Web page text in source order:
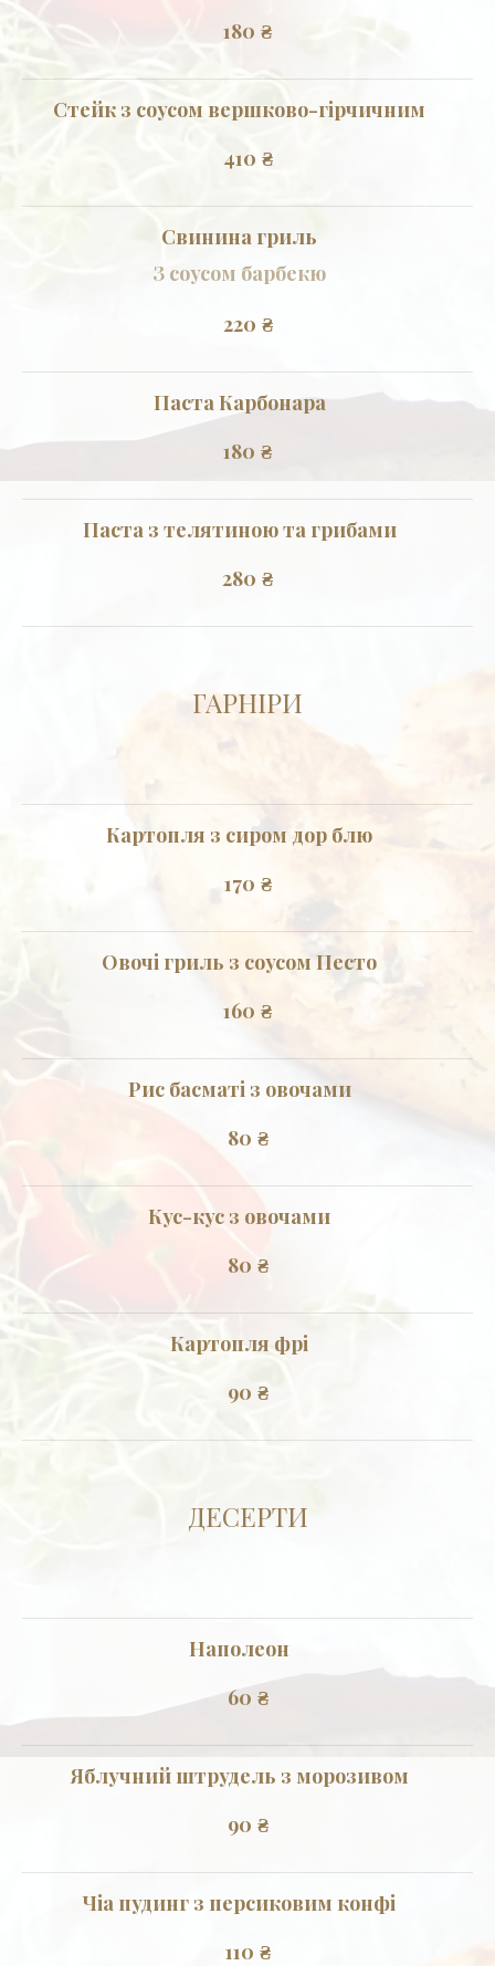
180 ₴
Стейк з соусом вершково-гірчичним
410 ₴
Свинина гриль
З соусом барбекю
220 ₴
Паста Карбонара
180 ₴
Паста з телятиною та грибами
280 ₴
ГАРНІРИ
Картопля з сиром дор блю
170 ₴
Овочі гриль з соусом Песто
160 ₴
Рис басматі з овочами
80 ₴
Кус-кус з овочами
80 ₴
Картопля фрі
90 ₴
ДЕСЕРТИ
Наполеон
60 ₴
Яблучний штрудель з морозивом
90 ₴
Чіа пудинг з персиковим конфі
110 ₴